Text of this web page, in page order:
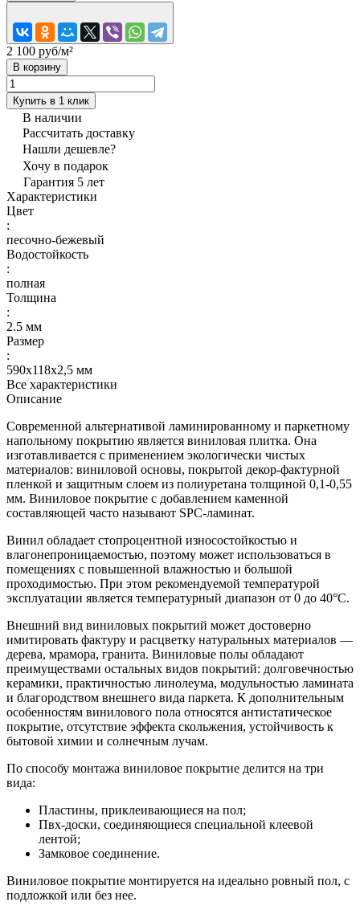
2 100 руб/м²
В корзину
Купить в 1 клик
В наличии
Рассчитать доставку
Нашли дешевле?
Хочу в подарок
Гарантия 5 лет
Характеристики
Цвет
:
песочно-бежевый
Водостойкость
:
полная
Толщина
:
2.5 мм
Размер
:
590x118x2,5 мм
Все характеристики
Описание
Современной альтернативой ламинированному и паркетному
напольному покрытию является виниловая плитка. Она
изготавливается с применением экологически чистых
материалов: виниловой основы, покрытой декор-фактурной
пленкой и защитным слоем из полиуретана толщиной 0,1-0,55
мм. Виниловое покрытие с добавлением каменной
составляющей часто называют SPC-ламинат.
Винил обладает стопроцентной износостойкостью и
влагонепроницаемостью, поэтому может использоваться в
помещениях с повышенной влажностью и большой
проходимостью. При этом рекомендуемой температурой
эксплуатации является температурный диапазон от 0 до 40°С.
Внешний вид виниловых покрытий может достоверно
имитировать фактуру и расцветку натуральных материалов —
дерева, мрамора, гранита. Виниловые полы обладают
преимуществами остальных видов покрытий: долговечностью
керамики, практичностью линолеума, модульностью ламината
и благородством внешнего вида паркета. К дополнительным
особенностям винилового пола относятся антистатическое
покрытие, отсутствие эффекта скольжения, устойчивость к
бытовой химии и солнечным лучам.
По способу монтажа виниловое покрытие делится на три
вида:
Пластины, приклеивающиеся на пол;
Пвх-доски, соединяющиеся специальной клеевой
лентой;
Замковое соединение.
Виниловое покрытие монтируется на идеально ровный пол, с
подложкой или без нее.